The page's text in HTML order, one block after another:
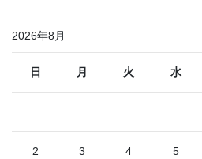
2026年8月
日 月 火 水
2 3 4 5